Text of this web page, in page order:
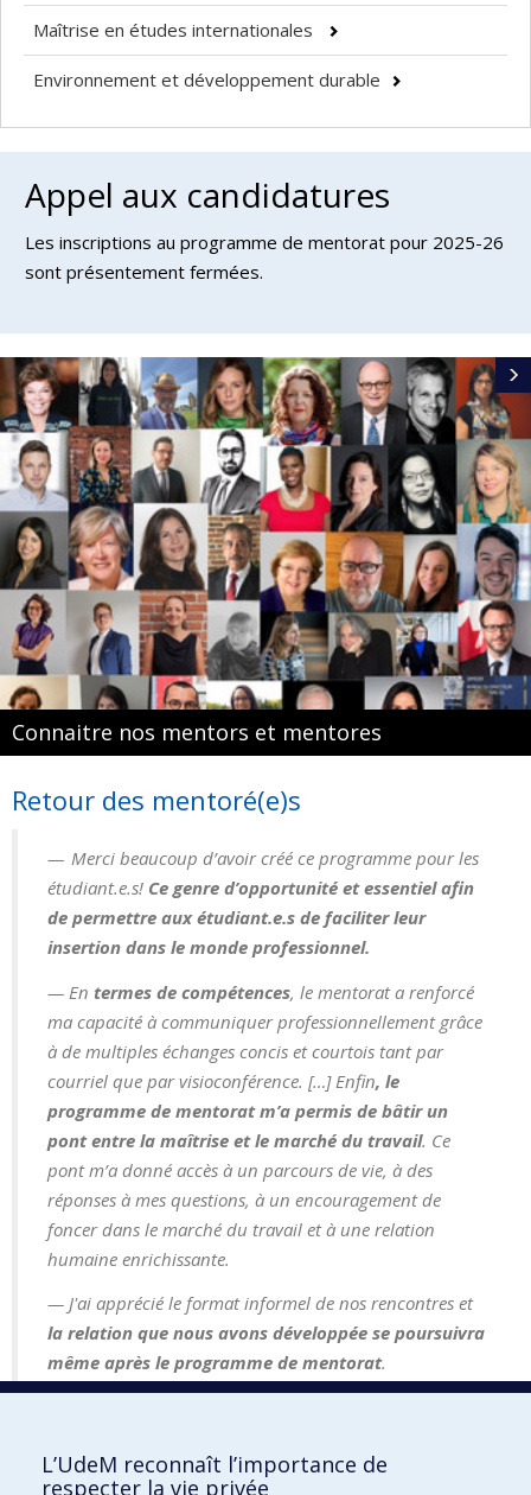
Maîtrise en études internationales
Environnement et développement durable
Appel aux candidatures
Les inscriptions au programme de mentorat pour 2025-26
sont présentement fermées.
Connaitre nos mentors et mentores
Retour des mentoré(e)s
Merci beaucoup d’avoir créé ce programme pour les
étudiant.e.s! Ce genre d’opportunité et essentiel afin
de permettre aux étudiant.e.s de faciliter leur
insertion dans le monde professionnel.
En termes de compétences, le mentorat a renforcé
ma capacité à communiquer professionnellement grâce
à de multiples échanges concis et courtois tant par
courriel que par visioconférence. […] Enfin, le
programme de mentorat m’a permis de bâtir un
pont entre la maîtrise et le marché du travail. Ce
pont m’a donné accès à un parcours de vie, à des
réponses à mes questions, à un encouragement de
foncer dans le marché du travail et à une relation
humaine enrichissante.
J'ai apprécié le format informel de nos rencontres et
la relation que nous avons développée se poursuivra
même après le programme de mentorat.
désirée.
L’UdeM reconnaît l’importance de
respecter la vie privée